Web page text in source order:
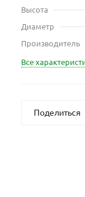
Высота
Диаметр
Производитель
Все
Поделиться